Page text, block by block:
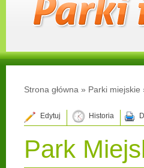
Strona główna » Parki miejskie
Edytuj Historia
Park